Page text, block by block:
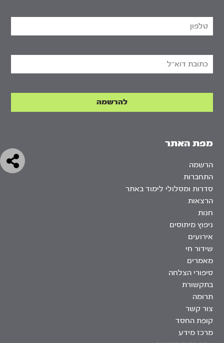
מפת האתר
הרשמה
התחברות
סדרות ומסלולי לימוד באתר
הרצאות
חנות
ניפוץ מיתוסים
אירועים
שידור חי
מאמרים
סיפורי הצלחה
בתקשורת
תרומה
צור קשר
קופת החסד
מרכז מידע